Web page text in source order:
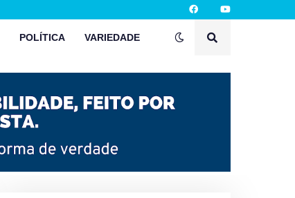
POLÍTICA VARIEDADE